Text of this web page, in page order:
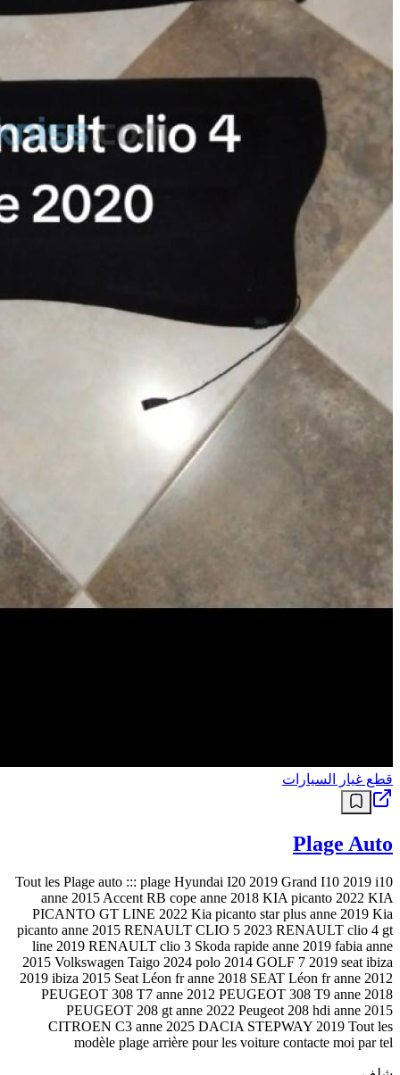
قطع غيار السيارات
Plage Auto
Tout les Plage auto ::: plage Hyundai I20 2019 Grand I10 2019 i10
anne 2015 Accent RB cope anne 2018 KIA picanto 2022 KIA
PICANTO GT LINE 2022 Kia picanto star plus anne 2019 Kia
picanto anne 2015 RENAULT CLIO 5 2023 RENAULT clio 4 gt
line 2019 RENAULT clio 3 Skoda rapide anne 2019 fabia anne
2015 Volkswagen Taigo 2024 polo 2014 GOLF 7 2019 seat ibiza
2019 ibiza 2015 Seat Léon fr anne 2018 SEAT Léon fr anne 2012
PEUGEOT 308 T7 anne 2012 PEUGEOT 308 T9 anne 2018
PEUGEOT 208 gt anne 2022 Peugeot 208 hdi anne 2015
CITROEN C3 anne 2025 DACIA STEPWAY 2019 Tout les
modèle plage arrière pour les voiture contacte moi par tel